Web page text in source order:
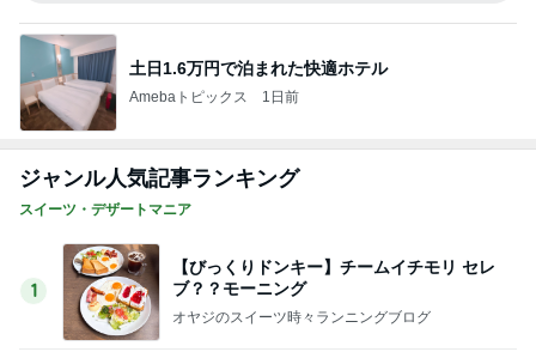
土日1.6万円で泊まれた快適ホテル
Amebaトピックス 1日前
ジャンル人気記事ランキング
スイーツ・デザートマニア
1
【びっくりドンキー】チームイチモリ セレ
ブ？？モーニング
オヤジのスイーツ時々ランニングブログ